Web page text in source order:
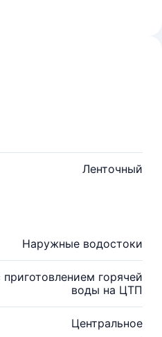
Ленточный
Наружные водостоки
горячей
воды на ЦТП
Центральное